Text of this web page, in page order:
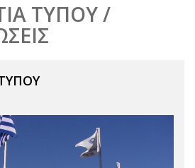
ΤΥΠΟΥ /